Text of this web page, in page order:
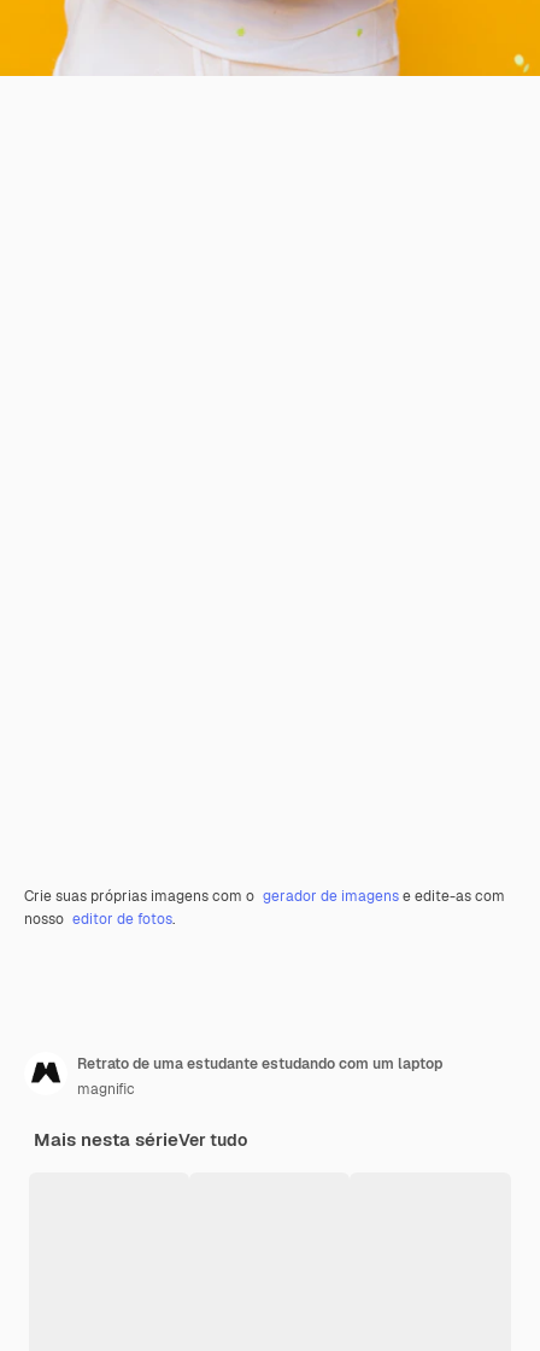
Crie suas próprias imagens com o gerador de imagense edite-as com
nosso editor de fotos.
Retrato de uma estudante estudando com um laptop
magnific
Mais nesta sérieVer tudo